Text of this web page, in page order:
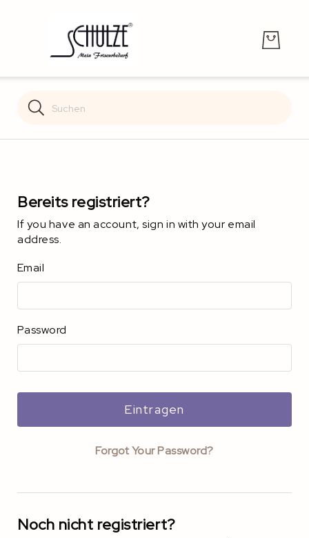
Search
Search
Bereits registriert?
If you have an account, sign in with your email
address.
Email
Password
Eintragen
Forgot Your Password?
Noch nicht registriert?